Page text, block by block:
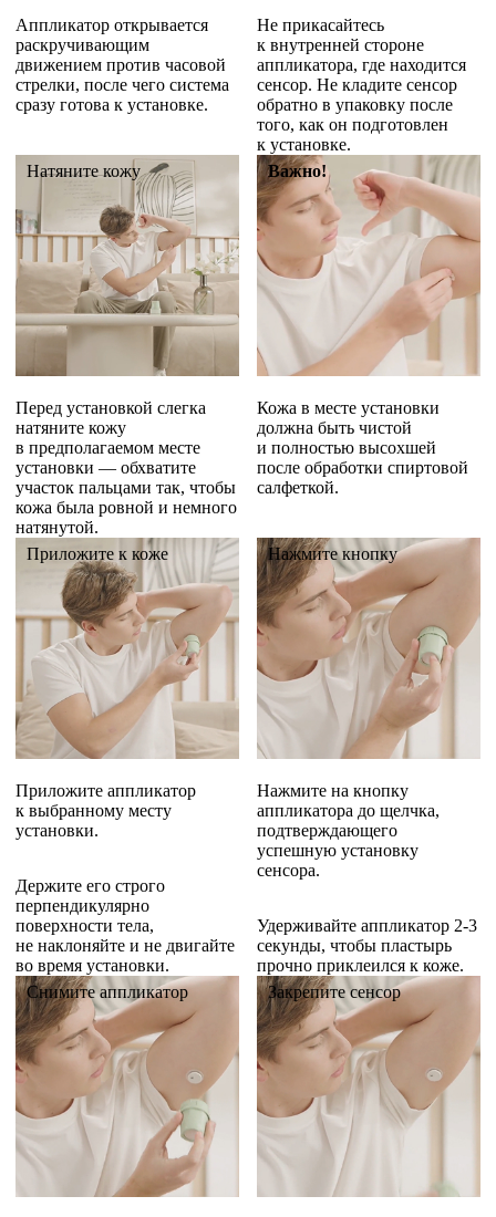
Аппликатор открывается
раскручивающим
движением против часовой
стрелки, после чего система
сразу готова к установке.
Не прикасайтесь
к внутренней стороне
аппликатора, где находится
сенсор. Не кладите сенсор
обратно в упаковку после
того, как он подготовлен
к установке.
Натяните кожу
Перед установкой слегка
натяните кожу
в предполагаемом месте
установки — обхватите
участок пальцами так, чтобы
кожа была ровной и немного
натянутой.
Важно!
Кожа в месте установки
должна быть чистой
и полностью высохшей
после обработки спиртовой
салфеткой.
Приложите к коже
Приложите аппликатор
к выбранному месту
установки.
Держите его строго
перпендикулярно
поверхности тела,
не наклоняйте и не двигайте
во время установки.
Нажмите кнопку
Нажмите на кнопку
аппликатора до щелчка,
подтверждающего
успешную установку
сенсора.
Удерживайте аппликатор 2-3
секунды, чтобы пластырь
прочно приклеился к коже.
Снимите аппликатор
Закрепите сенсор